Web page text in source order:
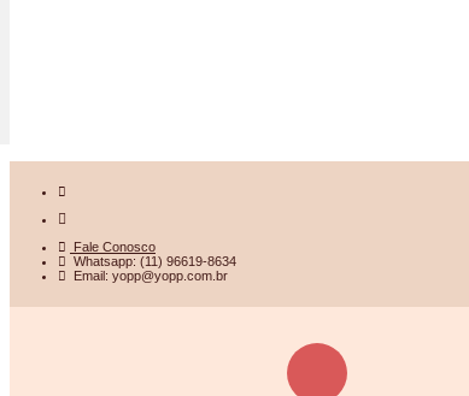
Fale Conosco
Whatsapp: (11) 96619-8634
Email: yopp@yopp.com.br